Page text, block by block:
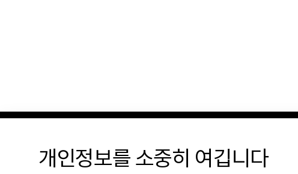
KR Office: 서울특별시 강남구 선릉로 577 CR타워 8층 (06143)
개인정보를 소중히 여깁니다